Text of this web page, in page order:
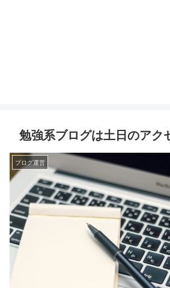
勉強系ブログは土日のアク
ブログ運営